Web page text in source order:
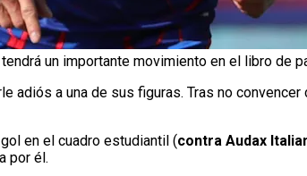
un importante movimiento en el libro de
adiós a una de sus figuras. Tras no
en el cuadro estudiantil (contra Audax
por él.